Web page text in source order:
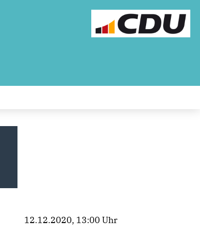
12.12.2020, 13:00 Uhr